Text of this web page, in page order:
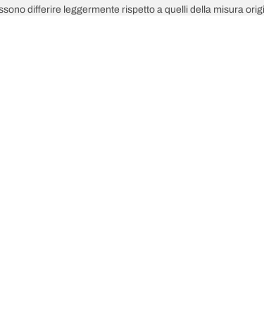
differire leggermente rispetto a quelli della misura